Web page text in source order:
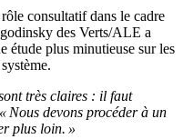
consultatif dans le cadre
des Verts/ALE a
étude plus minutieuse sur les
très claires : il faut
« Nous devons procéder à un
plus loin. »